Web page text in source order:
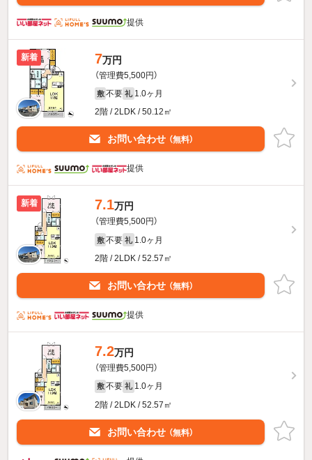
提供
新着 7万円
（管理費5,500円）
敷 不要 礼 1.0ヶ月
2階 / 2LDK / 50.12㎡
お問い合わせ （無料）
提供
新着 7.1万円
（管理費5,500円）
敷 不要 礼 1.0ヶ月
2階 / 2LDK / 52.57㎡
お問い合わせ （無料）
提供
7.2万円
（管理費5,500円）
敷 不要 礼 1.0ヶ月
2階 / 2LDK / 52.57㎡
お問い合わせ （無料）